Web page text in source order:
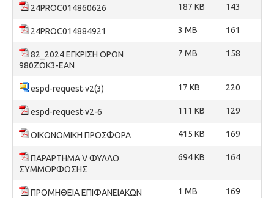
24PROC014860626 187 KB 143
24PROC014884921 3 MB 161
82_2024 ΕΓΚΡΙΣΗ ΟΡΩΝ
980ΖΩΚ3-ΕΑΝ
7 MB 158
espd-request-v2(3) 17 KB 220
espd-request-v2-6 111 KB 129
ΟΙΚΟΝΟΜΙΚΗ ΠΡΟΣΦΟΡΑ 415 KB 169
ΠΑΡΑΡΤΗΜΑ V ΦΥΛΛΟ
ΣΥΜΜΟΡΦΩΣΗΣ
694 KB 164
ΠΡΟΜΗΘΕΙΑ ΕΠΙΦΑΝΕΙΑΚΩΝ
1 MB 169